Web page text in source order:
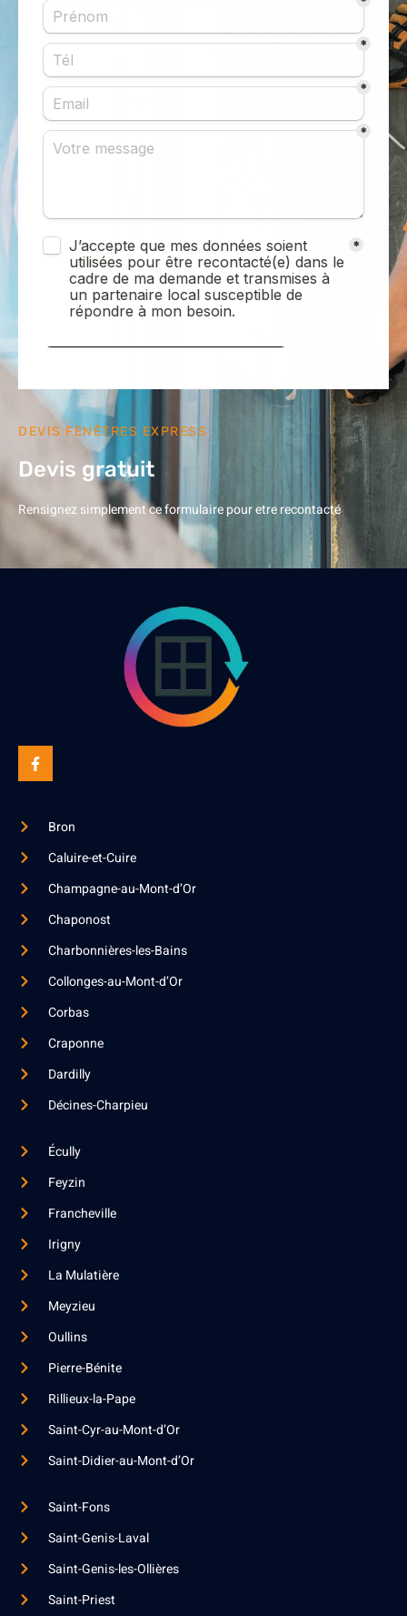
DEVIS FENÊTRES EXPRESS
Devis gratuit
Rensignez simplement ce formulaire pour etre recontacté
Bron
Caluire-et-Cuire
Champagne-au-Mont-d’Or
Chaponost
Charbonnières-les-Bains
Collonges-au-Mont-d’Or
Corbas
Craponne
Dardilly
Décines-Charpieu
Écully
Feyzin
Francheville
Irigny
La Mulatière
Meyzieu
Oullins
Pierre-Bénite
Rillieux-la-Pape
Saint-Cyr-au-Mont-d’Or
Saint-Didier-au-Mont-d’Or
Saint-Fons
Saint-Genis-Laval
Saint-Genis-les-Ollières
Saint-Priest